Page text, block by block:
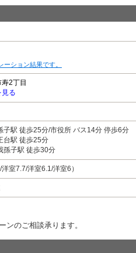
ション結果です。
2丁目
る
子駅 徒歩25分/市役所 バス14分 停歩6分
台駅 徒歩25分
孫子駅 徒歩30分
室7.7/洋室6.1/洋室6）
ンのご相談承ります。